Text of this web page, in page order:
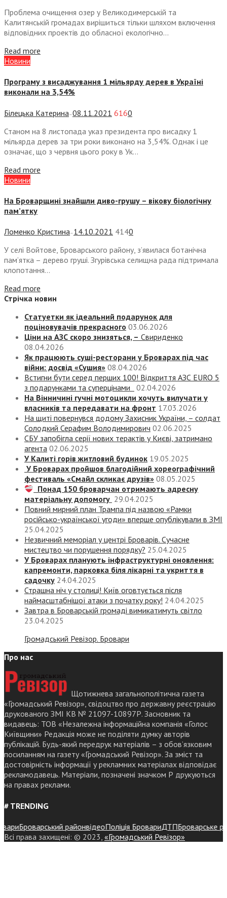
Проблема очищення озер у Великодимерській та
Калитянській громадах вирішиться тільки шляхом включення
відповідних проектів до обласної екологічно...
Read more
Новини
Програму з висаджування 1 мільярду дерев в Україні
виконали на 3,54%
Білецька Катерина —08.11.2021 6160
Станом на 8 листопада указ президента про висадку 1
мільярда дерев за три роки виконано на 3,54%. Однак і це
означає, що з червня цього року в Ук...
Read more
Новини
На Броварщині знайшли диво-грушу – вікову біологічну
пам’ятку
Ломенко Кристина— 14.10.2021 4140
У селі Войтове, Броварського району, з’явилася ботанічна
пам’ятка – дерево груші. Згурівська селищна рада підтримала
клопотання...
Read more
Стрічка новин
Статуетки як ідеальний подарунок для
поціновувачів прекрасного 03.06.2026
Ціни на АЗС скоро знизяться, – Свириденко
08.04.2026
Як працюють суші-ресторани у Броварах під час
війни: досвід «Сушия» 08.04.2026
Встигни бути серед перших 100! Відкриття АЗС EURO 5
з подарунками та суперцінами
02.04.2026
На Вінничині гучні мотоцикли хочуть вилучати у
власників та передавати на фронт 17.03.2026
На щиті повернувся додому Захисник України, – солдат
Солодкий Серафим Володимирович 02.06.2025
СБУ запобігла серії нових терактів у Києві, затримано
агента 02.06.2025
У Калиті горів житловий будинок 19.05.2025
У Броварах пройшов благодійний хореографічний
фестиваль «Смайл скликає друзів» 08.05.2025
Понад 150 броварчан отримають адресну
матеріальну допомогу 29.04.2025
Повний мирний план Трампа під назвою «‎Рамки
російсько-української угоди» вперше опублікували в ЗМІ
25.04.2025
Незвичний меморіал у центрі Броварів. Сучасне
мистецтво чи порушення порядку? 25.04.2025
У Броварах планують інфраструктурні оновлення:
капремонти, парковка біля лікарні та укриття в
садочку 24.04.2025
Страшна ніч у столиці! Київ оговтується після
наймасштабнішої атаки з початку року! 24.04.2025
Завтра в Броварській громаді вимикатимуть світло
23.04.2025
Громадський Ревізор. Бровари
Про нас
Щотижнева загальнополітична газета
«Громадський Ревізор», свідоцтво про державну реєстрацію
друкованого ЗМІ КВ № 21097-10897Р. Засновник та
видавець: ТОВ «Незалежна інформаційна компанія «Голос
Київщини» Редакція може не поділяти думку авторів
публікацій. Будь-який передрук матеріалів – з обов’язковим
посиланням на газету «Громадський Ревізор». За зміст та
достовірність інформації у рекламних матеріалах відповідає
рекламодавець. Матеріали, позначені значком Р друкуються
на правах реклами.
# TRENDING
Броварський районвідеоПоліція БровариДТПБроварське
Всі права захищені: © 2023, «Громадський Ревізор»